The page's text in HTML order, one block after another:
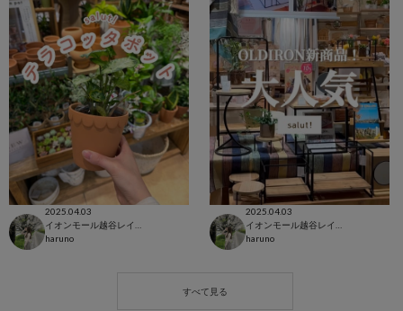
2025.04.03
haruno
2025.04.03
haruno